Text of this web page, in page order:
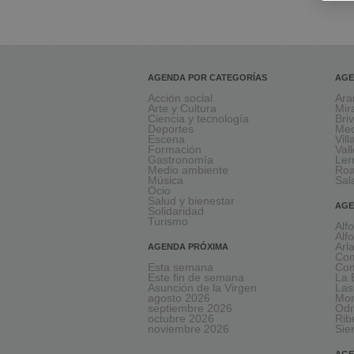
AGENDA POR CATEGORÍAS
Acción social
Arte y Cultura
Ciencia y tecnología
Deportes
Escena
Formación
Gastronomía
Medio ambiente
Música
Ocio
Salud y bienestar
Solidaridad
Turismo
AGENDA PRÓXIMA
Esta semana
Este fin de semana
Asunción de la Virgen
agosto 2026
septiembre 2026
octubre 2026
noviembre 2026
La